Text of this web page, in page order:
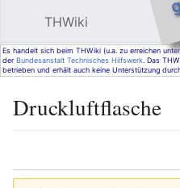
THWiki
Es handelt sich beim THWiki (u.a. zu erreichen
derBundesanstalt Technisches Hilfswerk. Das
betrieben und erhält auch keine Unterstützung
Druckluftflasche